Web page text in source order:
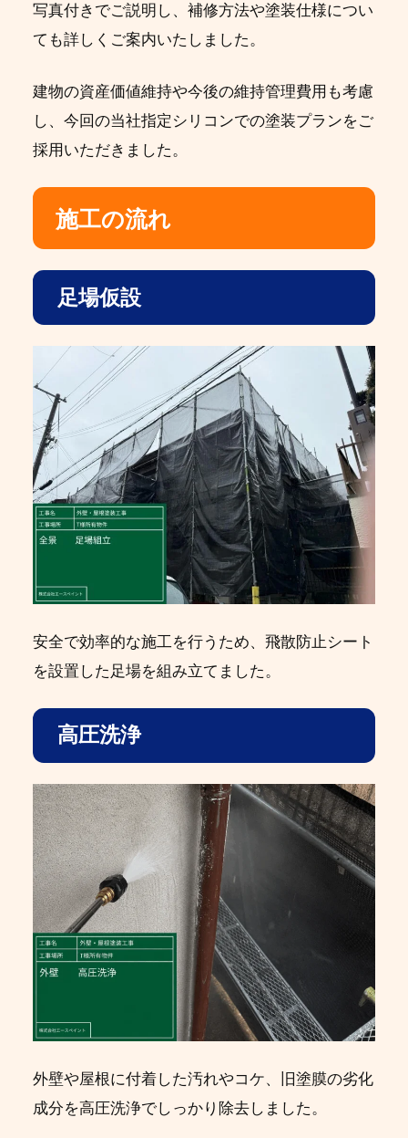
写真付きでご説明し、補修方法や塗装仕様につい
ても詳しくご案内いたしました。
建物の資産価値維持や今後の維持管理費用も考慮
し、今回の当社指定シリコンでの塗装プランをご
採用いただきました。
施工の流れ
足場仮設
安全で効率的な施工を行うため、飛散防止シート
を設置した足場を組み立てました。
高圧洗浄
外壁や屋根に付着した汚れやコケ、旧塗膜の劣化
成分を高圧洗浄でしっかり除去しました。